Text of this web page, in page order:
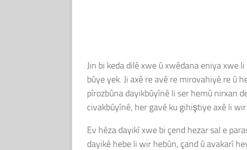
Jin bi keda dilê xwe û xwêdana eniya xwe
bûye yek. Ji axê re avê re mirovahiyê re û
pîrozbûna dayikbûyînê li ser hemû nirxan
civakbûyînê, her gavê ku gihiştiye axê li
Ev hêza dayikî xwe bi çend hezar sal e
dayikê hebe li wir hebûn, çand û avakarî